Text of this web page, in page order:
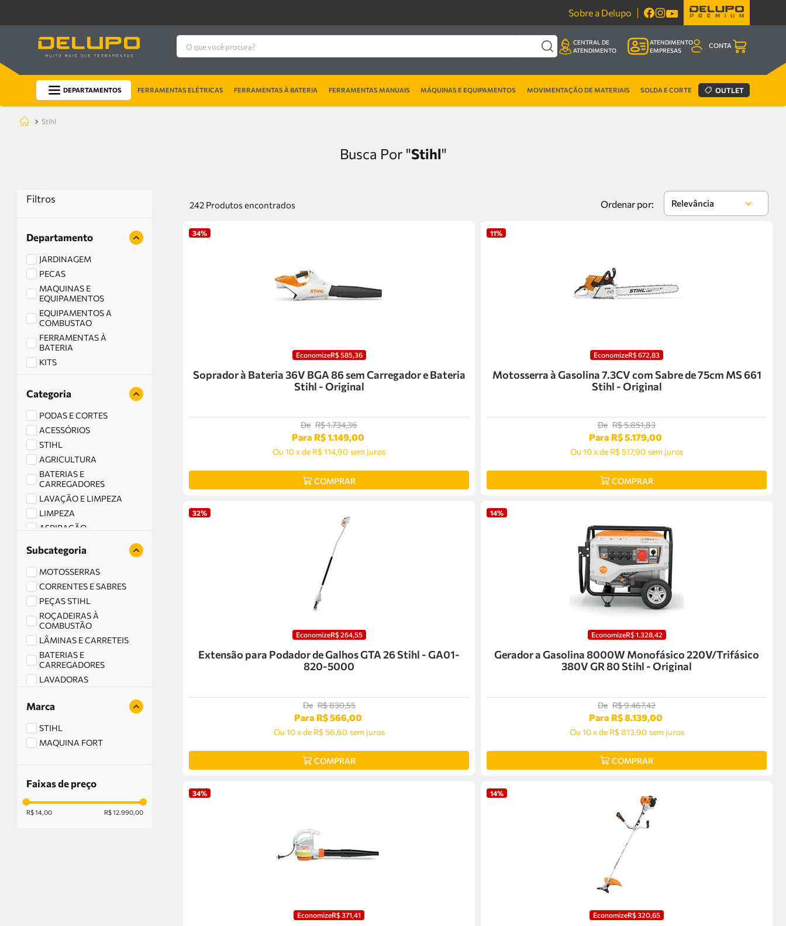
Sobre a Delupo
O que você procura?
CENTRAL DE
ATENDIMENTO
ATENDIMENTO
EMPRESAS
CONTA
DEPARTAMENTOS FERRAMENTAS ELÉTRICAS FERRAMENTAS À BATERIA FERRAMENTAS MANUAIS MÁQUINAS E EQUIPAMENTOS MOVIMENTAÇÃO DE MATERIAIS SOLDA E CORTE OUTLET
stihl
Stihl
Filtros
Departamento
JARDINAGEM
PECAS
MAQUINAS E
EQUIPAMENTOS
EQUIPAMENTOS A
COMBUSTAO
FERRAMENTAS À
BATERIA
KITS
CONSTRUÇÃO CIVIL
LIMPEZA
Categoria
PODAS E CORTES
ACESSÓRIOS
STIHL
AGRICULTURA
BATERIAS E
CARREGADORES
LAVAÇÃO E LIMPEZA
LIMPEZA
ASPIRAÇÃO
MOTORES
Subcategoria
MOTOSSERRAS
CORRENTES E SABRES
PEÇAS STIHL
ROÇADEIRAS À
COMBUSTÃO
LÂMINAS E CARRETEIS
BATERIAS E
CARREGADORES
LAVADORAS
ASPIRADORES
CORTADORES DE GRAMA
Marca
STIHL
MAQUINA FORT
Faixas de preço
R$ 14,00 R$ 12.990,00
242 Produtos Relevância
34%
EconomizeR$ 585, 36
Soprador à Bateria 36V BGA 86 sem Carregador e Bateria
Stihl - Original
De R$1.734,36
Para R$1.149,00
Ou 10xde R$ 114,90 sem juros
COMPRAR
11%
EconomizeR$672 83
Motosserra à Gasolina 7.3CV com Sabre de 75cm MS 661
Stihl - Original
De R$5.851,83
Para R$5.179,00
Ou 10xde R$ 517,90 sem juros
COMPRAR
32%
EconomizeR$264,55
Extensão para Podador de Galhos GTA 26 Stihl - GA01-
820-5000
De R$830,55
Para R$566,00
Ou 10 xde R$ 56,60 sem juros
COMPRAR
14%
EconomizeR$1.328,42
Gerador a Gasolina 8000W Monofásico 220V/Trifásico
380V GR 80 Stihl - Original
De R$9.467,42
Para R$8.139,00
Ou 10 xde R$ 813,90 sem juros
COMPRAR
34%
EconomizeR$371,41
14%
EconomizeR$320,65